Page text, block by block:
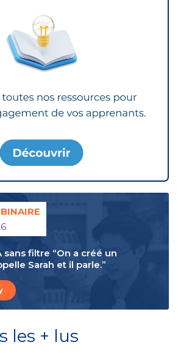
sans filtre “On a créé un
Sarah et il parle.”
les + lus